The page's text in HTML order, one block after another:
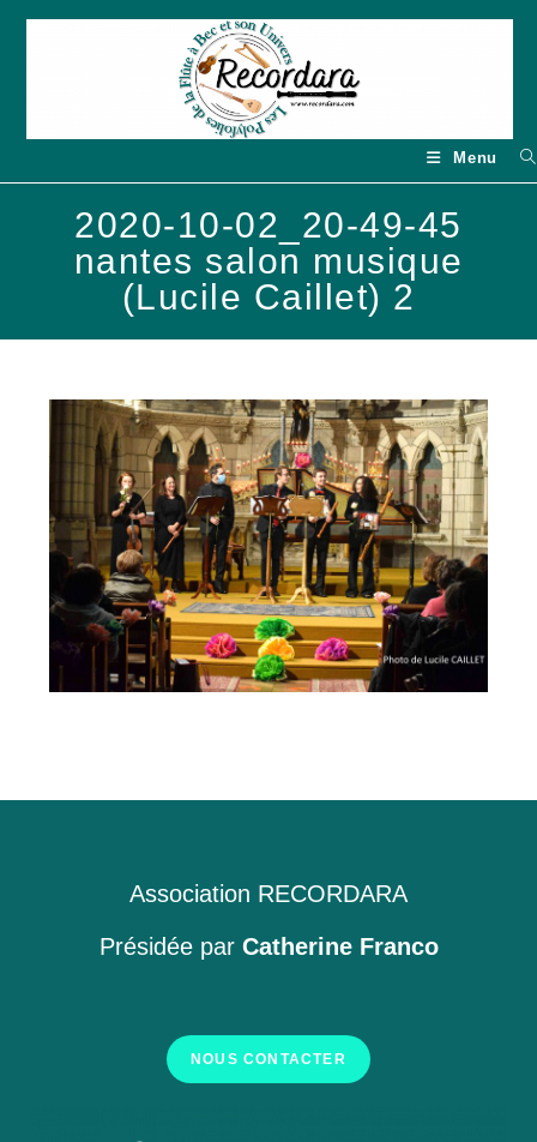
Menu
2020-10-02_20-49-45
nantes salon musique
(Lucile Caillet) 2
Association RECORDARA
Présidée par Catherine Franco
NOUS CONTACTER